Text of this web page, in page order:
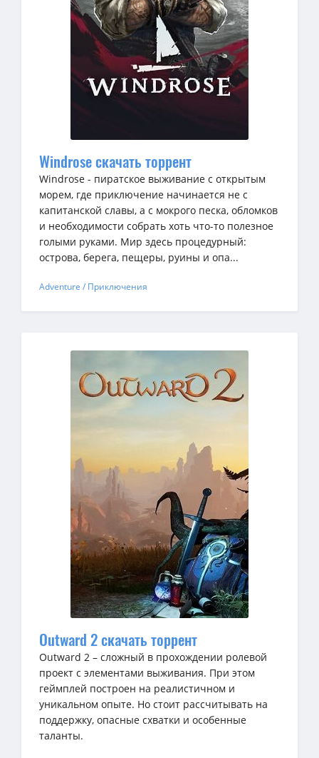
Windrose скачать торрент
Windrose - пиратское выживание с открытым
морем, где приключение начинается не с
капитанской славы, а с мокрого песка, обломков
и необходимости собрать хоть что-то полезное
голыми руками. Мир здесь процедурный:
острова, берега, пещеры, руины и опа...
Adventure / Приключения
Outward 2 скачать торрент
Outward 2 – сложный в прохождении ролевой
проект с элементами выживания. При этом
геймплей построен на реалистичном и
уникальном опыте. Но стоит рассчитывать на
поддержку, опасные схватки и особенные
таланты.